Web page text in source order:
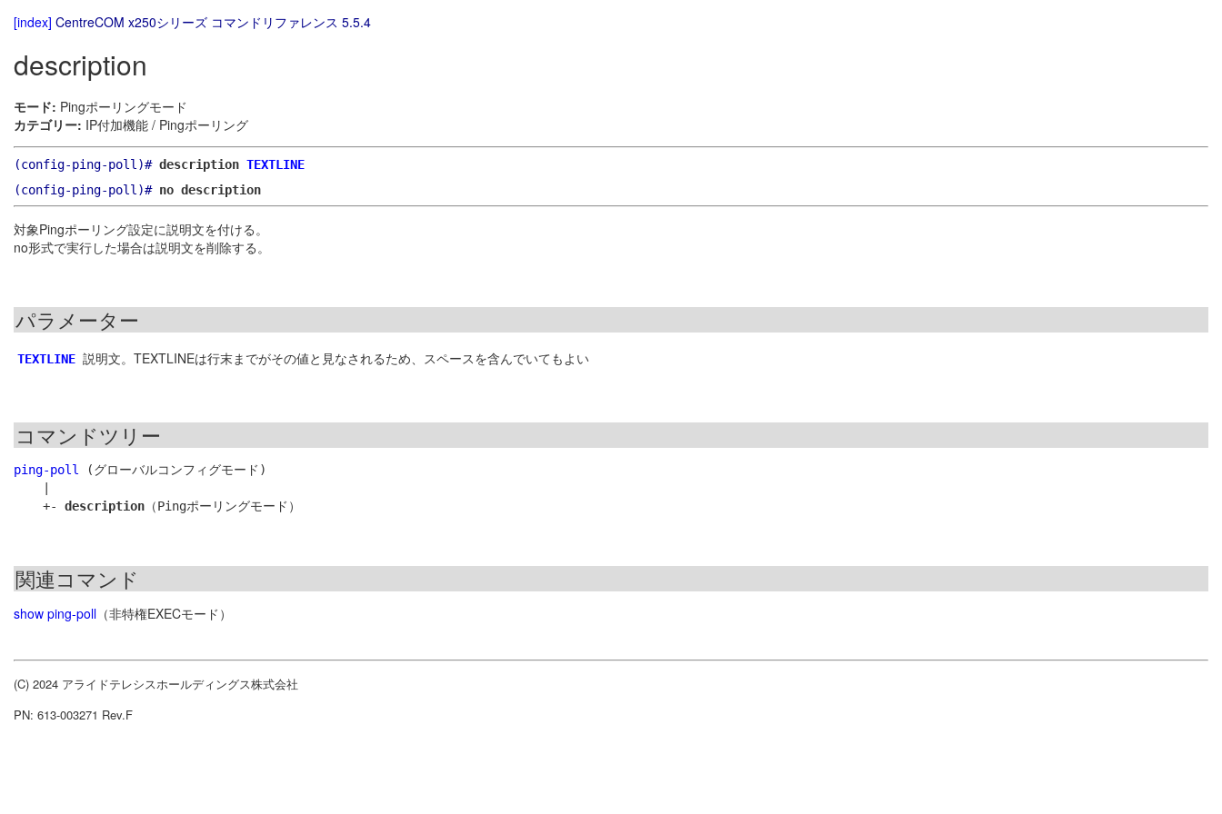
[index] CentreCOM x250シリーズ コマンドリファレンス 5.5.4
description
モード: Pingポーリングモード
カテゴリー: IP付加機能 / Pingポーリング
(config-ping-poll)# description TEXTLINE
(config-ping-poll)# no description
対象Pingポーリング設定に説明文を付ける。
no形式で実行した場合は説明文を削除する。
パラメーター
TEXTLINE 説明文。TEXTLINEは行末までがその値と見なされるため、スペースを含んでいてもよい
コマンドツリー
ping-poll
(グローバルコンフィグモード)
    +-
description
関連コマンド
show ping-poll （非特権EXECモード）
(C) 2024 アライドテレシスホールディングス株式会社
PN: 613-003271 Rev.F